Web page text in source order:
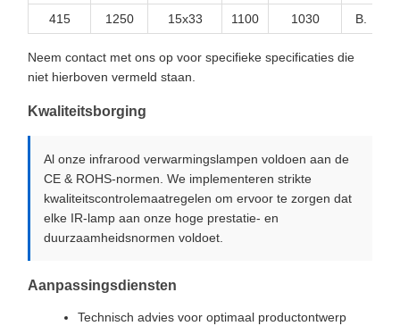
415 1250 15x33 1100 1030 B.
Neem contact met ons op voor specifieke specificaties die
niet hierboven vermeld staan.
Kwaliteitsborging
Al onze infrarood verwarmingslampen voldoen aan de
CE & ROHS-normen. We implementeren strikte
kwaliteitscontrolemaatregelen om ervoor te zorgen dat
elke IR-lamp aan onze hoge prestatie- en
duurzaamheidsnormen voldoet.
Aanpassingsdiensten
Technisch advies voor optimaal productontwerp